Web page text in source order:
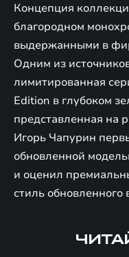
Концепция
благородном
выдержанными в
Одним из
лимитированная
Edition в глубоком
представленная на
Игорь Чапурин
обновленной
и оценил
стиль